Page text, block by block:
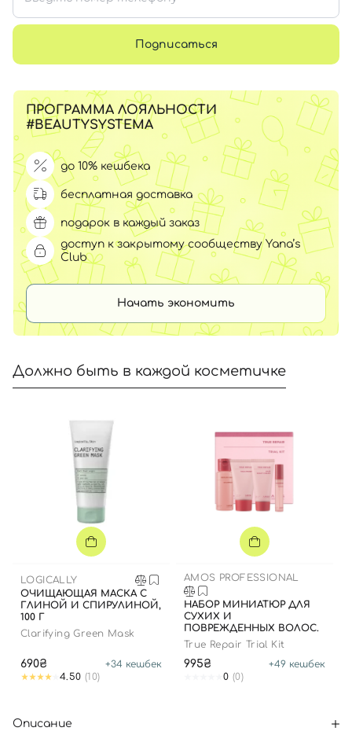
Подписаться
ПРОГРАММА ЛОЯЛЬНОСТИ
#BEAUTYSYSTEMA
до 10% кешбека
бесплатная доставка
подарок в каждый заказ
доступ к закрытому сообществу Yana’s
Club
Начать экономить
Должно быть в каждой косметичке
LOGICALLY
ОЧИЩАЮЩАЯ МАСКА С
ГЛИНОЙ И СПИРУЛИНОЙ,
100 Г
Clarifying Green Mask
690₴ +34 кешбек
4.50 (10)
AMOS PROFESSIONAL
НАБОР МИНИАТЮР ДЛЯ
СУХИХ И
ПОВРЕЖДЕННЫХ ВОЛОС.
True Repair Trial Kit
995₴ +49 кешбек
0 (0)
Описание